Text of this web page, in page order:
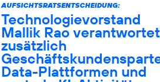
AUFSICHTSRATSENTSCHEIDUNG:
Technologievorstand
Mallik Rao verantwortet
zusätzlich
Data-Plattformen und